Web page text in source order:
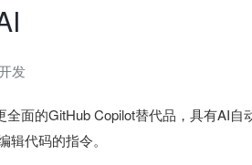
发
全面的GitHub Copilot替代品，具有AI
辑代码的指令。